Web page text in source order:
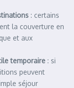
: certains
la couverture en
et aux
temporaire : si
peuvent
séjour